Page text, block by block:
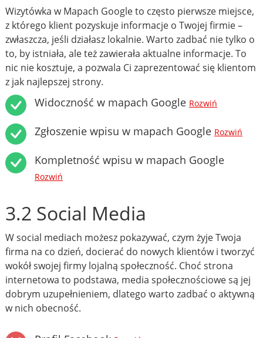
Wizytówka w Mapach Google to często pierwsze miejsce,
z którego klient pozyskuje informacje o Twojej firmie –
zwłaszcza, jeśli działasz lokalnie. Warto zadbać nie tylko o
to, by istniała, ale też zawierała aktualne informacje. To
nic nie kosztuje, a pozwala Ci zaprezentować się klientom
z jak najlepszej strony.
Widoczność w mapach Google Rozwiń
Zgłoszenie wpisu w mapach Google Rozwiń
Kompletność wpisu w mapach Google
Rozwiń
3.2 Social Media
W social mediach możesz pokazywać, czym żyje Twoja
firma na co dzień, docierać do nowych klientów i tworzyć
wokół swojej firmy lojalną społeczność. Choć strona
internetowa to podstawa, media społecznościowe są jej
dobrym uzupełnieniem, dlatego warto zadbać o aktywną
w nich obecność.